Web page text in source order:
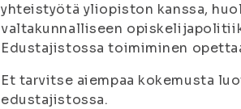
yhteistyötä yliopiston kanssa,
valtakunnalliseen
Edustajistossa toimiminen
Et tarvitse aiempaa kokemusta
edustajistossa.